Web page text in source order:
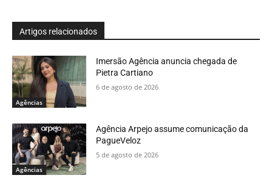
Artigos relacionados
Agências
Imersão Agência anuncia chegada de
Pietra Cartiano
6 de agosto de 2026
Agências
Agência Arpejo assume comunicação da
PagueVeloz
5 de agosto de 2026